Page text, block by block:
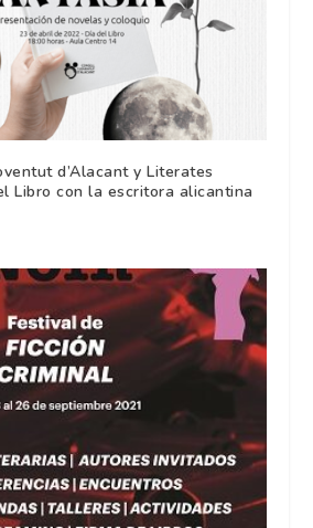
d’Alacant y Literates
Libro con la escritora alicantina